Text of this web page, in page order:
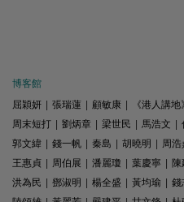
博客館
屈穎妍
張瑞蓮 顧敏康 《港人講
周末短打
劉炳章 梁世民 馬浩文
郭文緯
錢一帆 秦島 胡曉明 周浩
王惠貞
周伯展 潘麗瓊 葉慶寧
洪為民
鄧淑明 楊全盛 黃均瑜 錢